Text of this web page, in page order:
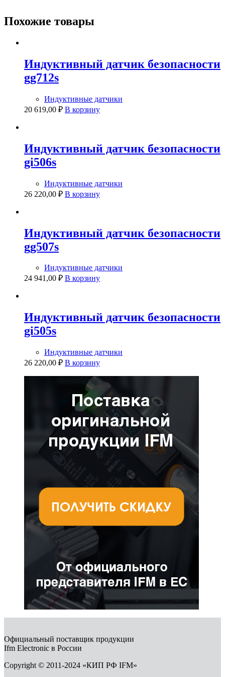
Похожие товары
Индуктивный датчик безопасности
gg712s
Индуктивные датчики
20 619,00 ₽ В корзину
Индуктивный датчик безопасности
gi506s
Индуктивные датчики
26 220,00 ₽ В корзину
Индуктивный датчик безопасности
gg507s
Индуктивные датчики
24 941,00 ₽ В корзину
Индуктивный датчик безопасности
gi505s
Индуктивные датчики
26 220,00 ₽ В корзину
Официальный поставщик продукции
Ifm Electronic в России
Copyright © 2011-2024 «КИП РФ IFM»